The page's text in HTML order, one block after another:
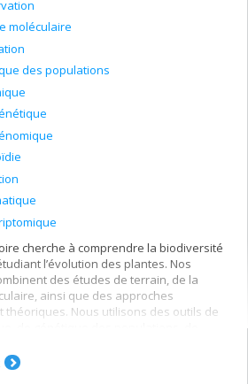
moléculaire
des populations
cherche à comprendre la biodiversité
l’évolution des plantes. Nos
des études de terrain, de la
ainsi que des approches
théoriques. Nous utilisons des outils de
et de bioinformatique afin de
processus évolutifs des plantes.